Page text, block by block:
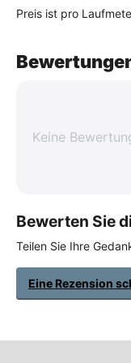
Preis ist pro
Keine
Bewerten Sie
Teilen Sie Ihre
Eine Rezension